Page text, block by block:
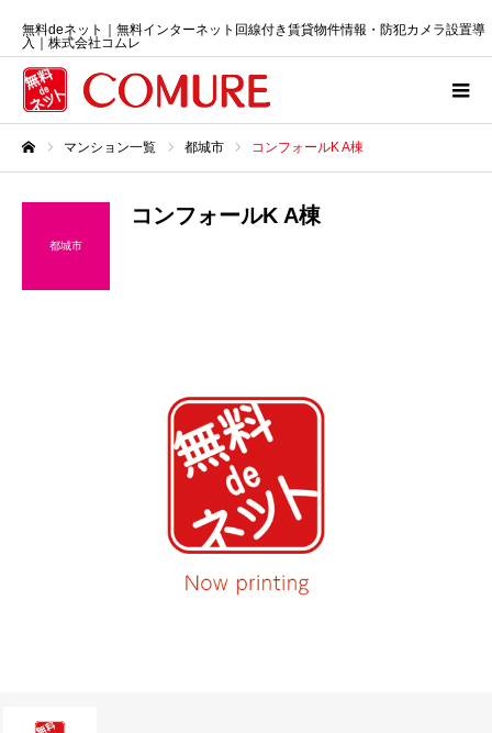
無料deネット｜無料インターネット回線付き賃貸物件情報・防犯カメラ設置導
入｜株式会社コムレ
マンション一覧 都城市 コンフォールK A棟
都城市
コンフォールK A棟